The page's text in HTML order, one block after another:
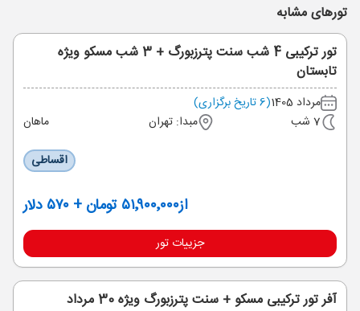
تورهای مشابه
تور ترکیبی 4 شب سنت پترزبورگ + 3 شب مسکو ویژه
تابستان
مرداد 1405
(6 تاریخ برگزاری)
7 شب
مبدا: تهران
ماهان
اقساطی
از۵۱٬۹۰۰٬۰۰۰ تومان + ۵۷۰ دلار
جزییات تور
آفر تور ترکیبی مسکو + سنت پترزبورگ ویژه 30 مرداد